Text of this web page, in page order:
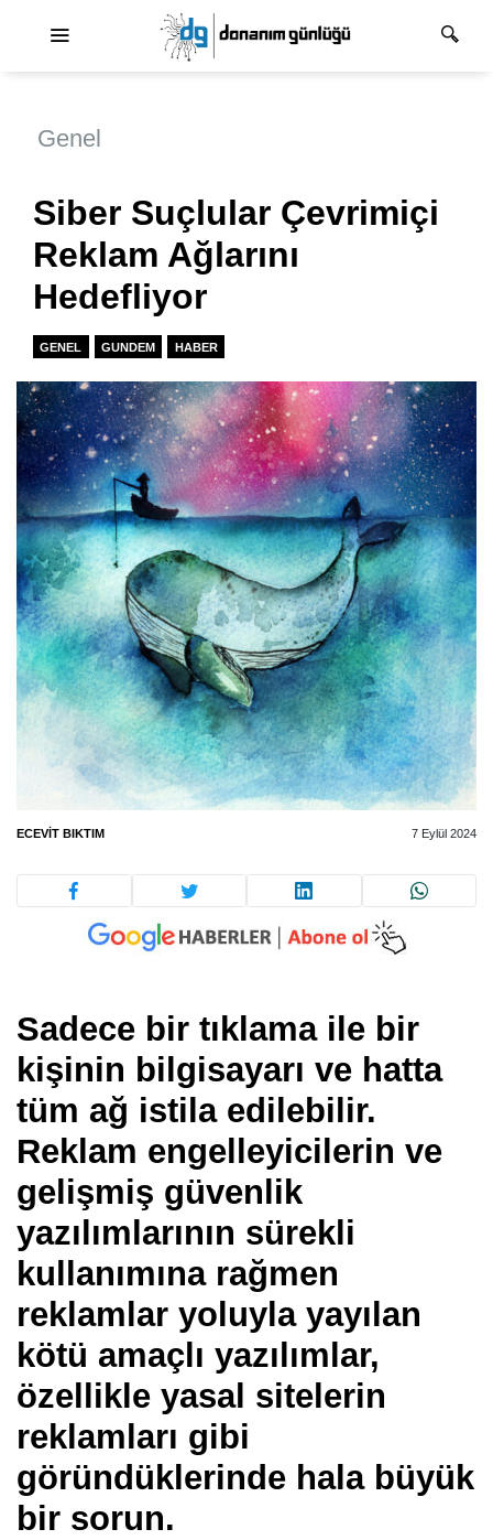
Genel
Siber Suçlular Çevrimiçi
Reklam Ağlarını
Hedefliyor
GENEL GUNDEM HABER
ECEVIT BIKTIM 7 Eylül 2024
Sadece bir tıklama ile bir
kişinin bilgisayarı ve hatta
tüm ağ istila edilebilir.
Reklam engelleyicilerin ve
gelişmiş güvenlik
yazılımlarının sürekli
kullanımına rağmen
reklamlar yoluyla yayılan
kötü amaçlı yazılımlar,
özellikle yasal sitelerin
reklamları gibi
göründüklerinde hala büyük
bir sorun.